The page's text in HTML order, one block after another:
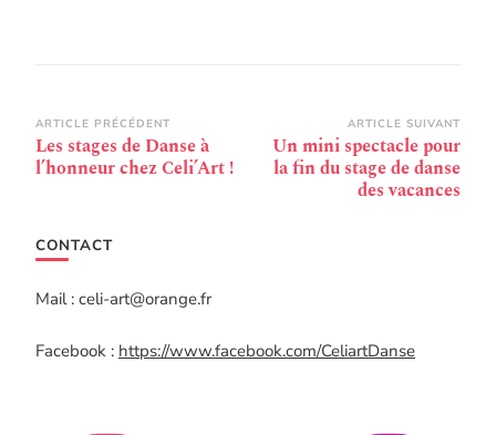
Navigation
d’article
ARTICLE PRÉCÉDENT
Les stages de Danse à
l’honneur chez Celi’Art !
ARTICLE SUIVANT
Un mini spectacle pour
la fin du stage de danse
des vacances
CONTACT
Mail : celi-art@orange.fr
Facebook : https://www.facebook.com/CeliartDanse